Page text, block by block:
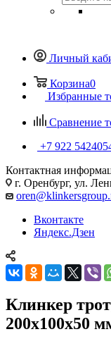
Личный
Корзина0
Избранные
Сравнение
+7 922
Контактная
г. Оренбург, ул.
Вконтакте
Яндекс.Дзен
Клинкер
200х100х50